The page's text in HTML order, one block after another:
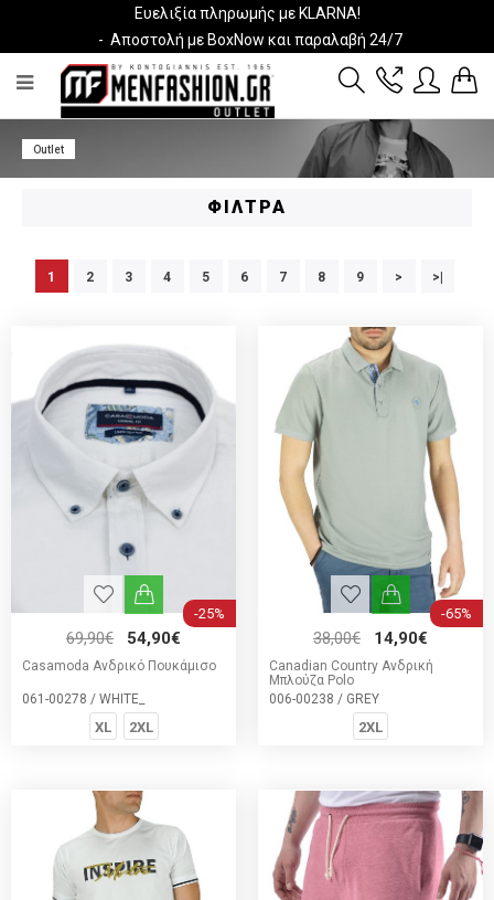
Ευελιξία πληρωμής με KLARNA!
- Αποστολή με BoxNow και παραλαβή 24/7
2811 10 3636
Outlet
ΦΊΛΤΡΑ
1 2 3 4 5 6 7 8 9 > >|
-25%
69,90€ 54,90€
Casamoda Ανδρικό Πουκάμισο
061-00278 / WHITE_
XL 2XL
-65%
38,00€ 14,90€
Canadian Country Ανδρική
Μπλούζα Polo
006-00238 / GREY
2XL